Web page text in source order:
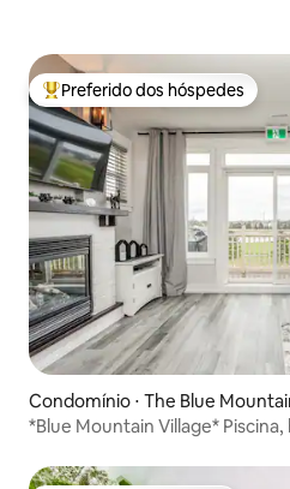
Entre os melhores preferidos
Preferido dos hóspedes
Condomínio ⋅ The Blue
*Blue Mountain Village* Piscina, banheira de